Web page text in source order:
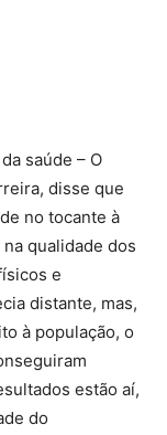
saúde – O
disse que
no tocante à
qualidade dos
e
distante, mas,
à população, o
estão aí,
do